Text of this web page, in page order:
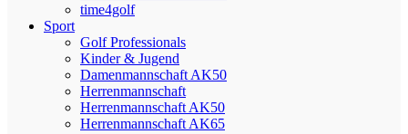
time4golf
Sport
Golf Professionals
Kinder & Jugend
Damenmannschaft AK50
Herrenmannschaft
Herrenmannschaft AK50
Herrenmannschaft AK65